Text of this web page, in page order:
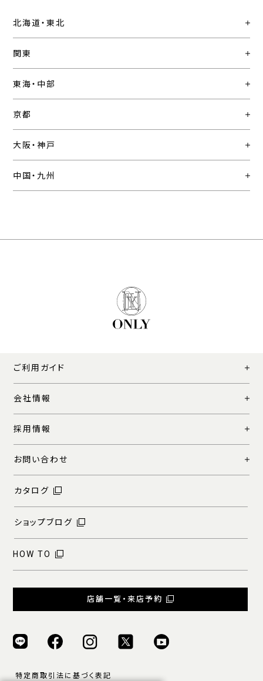
北海道・東北
関東
東海・中部
京都
大阪・神戸
中国・九州
ご利用ガイド
会社情報
採用情報
お問い合わせ
カタログ
ショップブログ
HOW TO
店舗一覧・来店予約
特定商取引法に基づく表記